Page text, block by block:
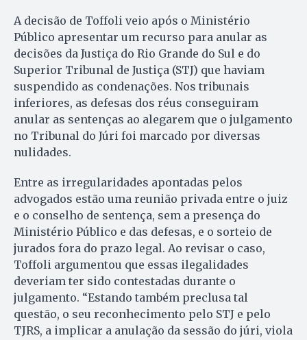
A decisão de Toffoli veio após o Ministério
Público apresentar um recurso para anular as
decisões da Justiça do Rio Grande do Sul e do
Superior Tribunal de Justiça (STJ) que haviam
suspendido as condenações. Nos tribunais
inferiores, as defesas dos réus conseguiram
anular as sentenças ao alegarem que o julgamento
no Tribunal do Júri foi marcado por diversas
nulidades.
Entre as irregularidades apontadas pelos
advogados estão uma reunião privada entre o juiz
e o conselho de sentença, sem a presença do
Ministério Público e das defesas, e o sorteio de
jurados fora do prazo legal. Ao revisar o caso,
Toffoli argumentou que essas ilegalidades
deveriam ter sido contestadas durante o
julgamento. “Estando também preclusa tal
questão, o seu reconhecimento pelo STJ e pelo
TJRS, a implicar a anulação da sessão do júri, viola